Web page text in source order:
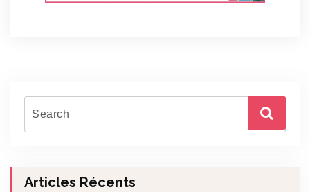
Articles Récents